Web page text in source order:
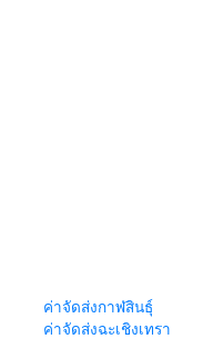
ค่าจัดส่งกาฬสินธุ์
ค่าจัดส่งฉะเชิงเทรา